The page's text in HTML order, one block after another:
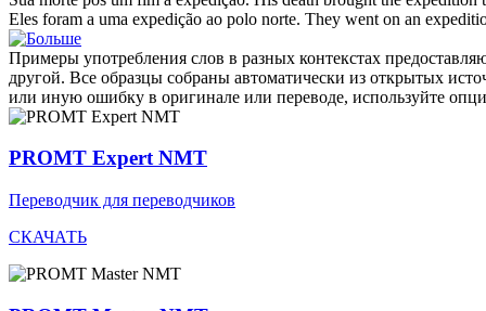
Eles foram a uma expedição ao polo norte. They went on an
Примеры употребления слов в разных контекстах
другой. Все образцы собраны автоматически из открытых
или иную ошибку в оригинале или переводе, используйте
PROMT Expert NMT
Переводчик для переводчиков
СКАЧАТЬ